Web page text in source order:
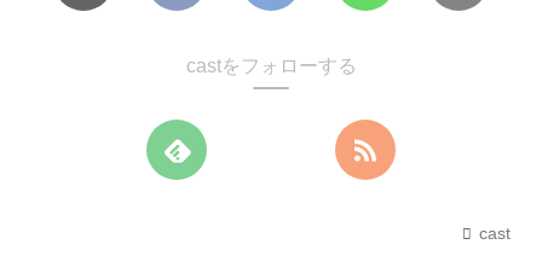
castをフォローする
cast